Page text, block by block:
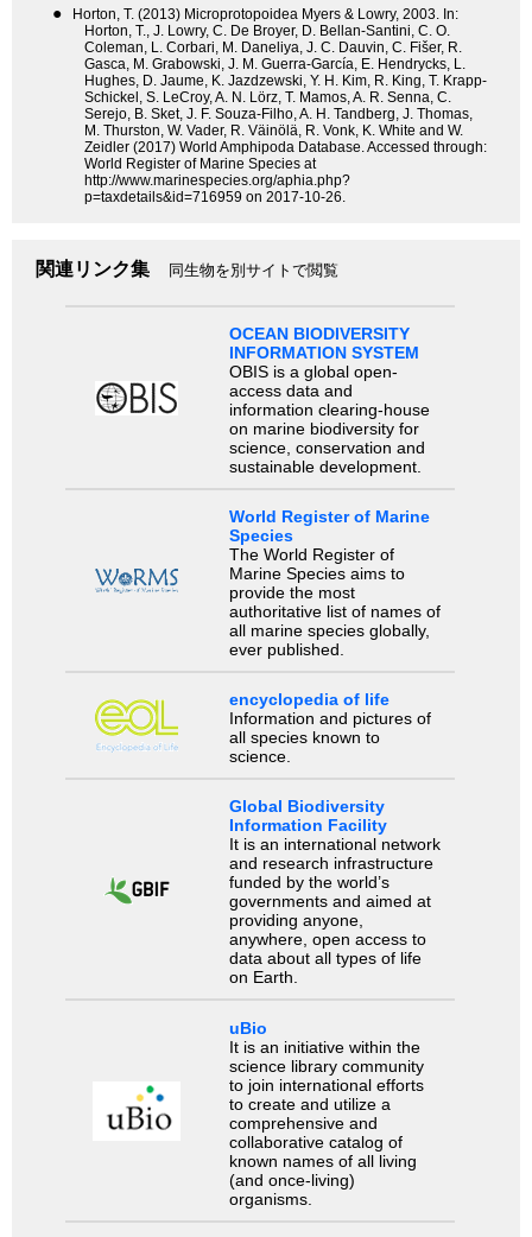
●
Horton, T. (2013) Microprotopoidea Myers & Lowry, 2003. In:
Horton, T., J. Lowry, C. De Broyer, D. Bellan-Santini, C. O.
Coleman, L. Corbari, M. Daneliya, J. C. Dauvin, C. Fišer, R.
Gasca, M. Grabowski, J. M. Guerra-García, E. Hendrycks, L.
Hughes, D. Jaume, K. Jazdzewski, Y. H. Kim, R. King, T. Krapp-
Schickel, S. LeCroy, A. N. Lörz, T. Mamos, A. R. Senna, C.
Serejo, B. Sket, J. F. Souza-Filho, A. H. Tandberg, J. Thomas,
M. Thurston, W. Vader, R. Väinölä, R. Vonk, K. White and W.
Zeidler (2017) World Amphipoda Database. Accessed through:
World Register of Marine Species at
http://www.marinespecies.org/aphia.php?
p=taxdetails&id=716959 on 2017-10-26.
関連リンク集 同生物を別サイトで閲覧
OCEAN BIODIVERSITY
INFORMATION SYSTEM
OBIS is a global open-
access data and
information clearing-house
on marine biodiversity for
science, conservation and
sustainable development.
World Register of Marine
Species
The World Register of
Marine Species aims to
provide the most
authoritative list of names of
all marine species globally,
ever published.
encyclopedia of life
Information and pictures of
all species known to
science.
Global Biodiversity
Information Facility
It is an international network
and research infrastructure
funded by the world’s
governments and aimed at
providing anyone,
anywhere, open access to
data about all types of life
on Earth.
uBio
It is an initiative within the
science library community
to join international efforts
to create and utilize a
comprehensive and
collaborative catalog of
known names of all living
(and once-living)
organisms.